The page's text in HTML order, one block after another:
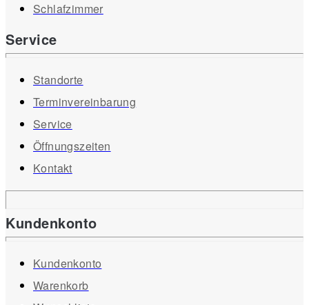
Schlafzimmer
Service
Standorte
Terminvereinbarung
Service
Öffnungszeiten
Kontakt
Kundenkonto
Kundenkonto
Warenkorb